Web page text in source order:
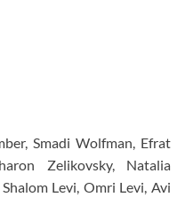
Smadi Wolfman, Efrat
Zelikovsky, Natalia
Levi, Omri Levi, Avi